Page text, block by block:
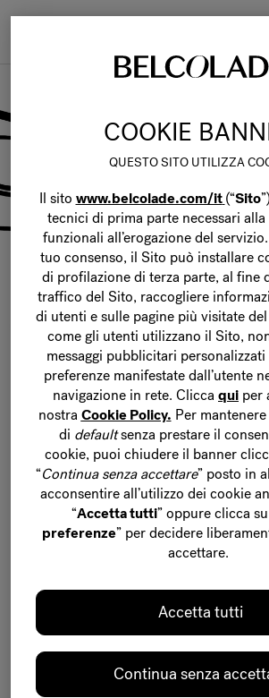
BELCOLADE
CONTINUA
AVANZARE
N ETA
AI NUOVI
PACKAGING
COOKIE
QUESTO SITO UTILIZZA
Il sito www.belcolade.com/it (“Sito
tecnici di prima parte necessari alla
funzionali all’erogazione del
tuo consenso, il Sito può installare
di profilazione di terza parte, al fine
traffico del Sito, raccogliere
di utenti e sulle pagine più visitate
come gli utenti utilizzano il Sito,
messaggi pubblicitari
preferenze manifestate dall’utente
navigazione in rete. Clicca qui per
nostra Cookie Policy. Per
di defaultsenza prestare il
cookie, puoi chiudere il banner
“Continua senza accettare” posto in
acconsentire all’utilizzo dei cookie
“Accetta tutti” oppure clicca su
preferenze” per decidere
accettare.
Accetta tutti
Continua senza